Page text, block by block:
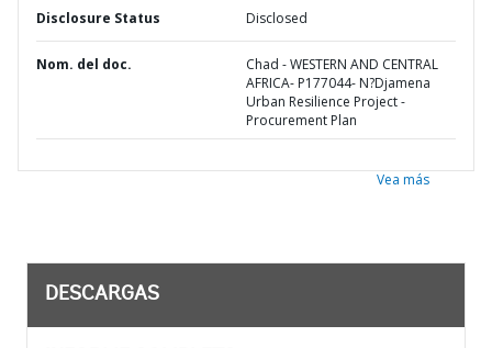
Disclosure Status Disclosed
Nom. del doc.
Chad - WESTERN AND CENTRAL
AFRICA- P177044- N?Djamena
Urban Resilience Project -
Procurement Plan
Vea más
DESCARGAS